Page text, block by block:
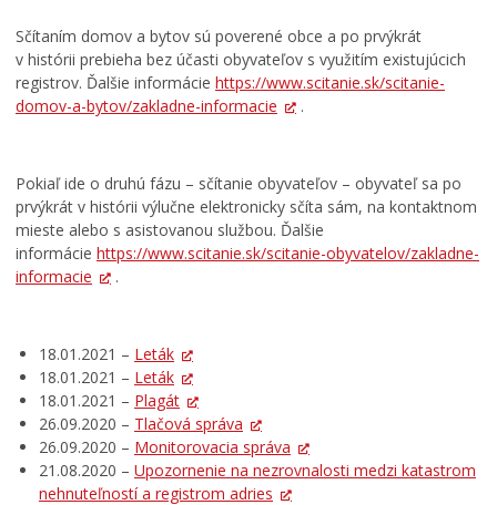
Sčítaním domov a bytov sú poverené obce a po prvýkrát
v histórii prebieha bez účasti obyvateľov s využitím existujúcich
registrov. Ďalšie informácie https://www.scitanie.sk/scitanie-
domov-a-bytov/zakladne-informacie
.
Pokiaľ ide o druhú fázu – sčítanie obyvateľov – obyvateľ sa po
prvýkrát v histórii výlučne elektronicky sčíta sám, na kontaktnom
mieste alebo s asistovanou službou. Ďalšie
informácie https://www.scitanie.sk/scitanie-obyvatelov/zakladne-
informacie
.
18.01.2021 – Leták
18.01.2021 – Leták
18.01.2021 – Plagát
26.09.2020 – Tlačová správa
26.09.2020 – Monitorovacia správa
21.08.2020 – Upozornenie na nezrovnalosti medzi katastrom
nehnuteľností a registrom adries